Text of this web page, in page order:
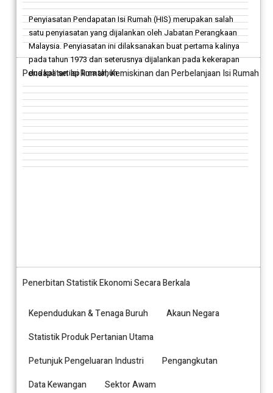
Pendapatan Isi Rumah, Kemiskinan dan Perbelanjaan Isi Rumah
Penyiasatan Pendapatan Isi Rumah (HIS) merupakan salah
satu penyiasatan yang dijalankan oleh Jabatan Perangkaan
Malaysia. Penyiasatan ini dilaksanakan buat pertama kalinya
pada tahun 1973 dan seterusnya dijalankan pada kekerapan
dua kali setiap lima tahun
Penerbitan Statistik Ekonomi Secara Berkala
Kependudukan & Tenaga Buruh
Akaun Negara
Statistik Produk Pertanian Utama
Petunjuk Pengeluaran Industri
Pengangkutan
Data Kewangan
Sektor Awam